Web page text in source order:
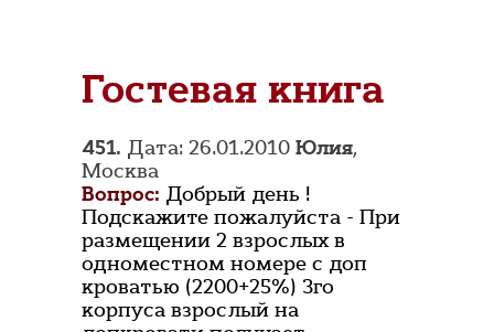
Гостевая книга
451. Дата: 26.01.2010 Юлия,
Москва
Вопрос: Добрый день !
Подскажите пожалуйста - При
размещении 2 взрослых в
одноместном номере с доп
кроватью (2200+25%) 3го
корпуса взрослый на